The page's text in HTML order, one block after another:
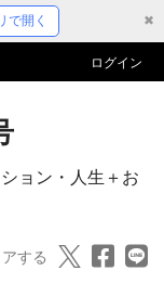
で開く ✖
ログイン
ョン・人生＋お
する